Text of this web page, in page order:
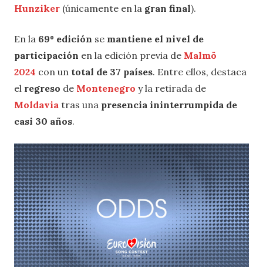
Hunziker (únicamente en la gran final).
En la 69º edición se mantiene el nivel de
participación en la edición previa de Malmö
2024 con un total de 37 países. Entre ellos, destaca
el regreso de Montenegro y la retirada de
Moldavia tras una presencia ininterrumpida de
casi 30 años.